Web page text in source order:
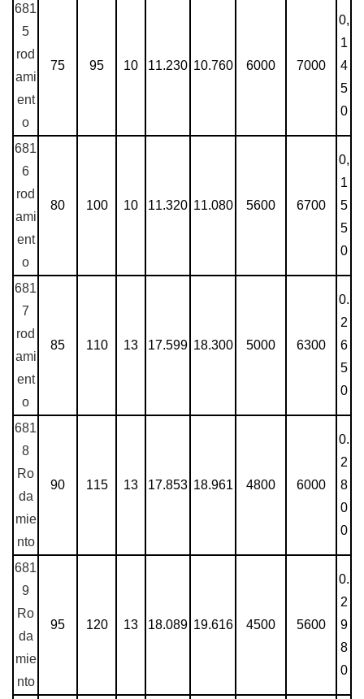
681
5
rod
ami
ent
o
75 95 10 11.230 10.760 6000 7000
0,
1
4
5
0
681
6
rod
ami
ent
o
80 100 10 11.320 11.080 5600 6700
0,
1
5
5
0
681
7
rod
ami
ent
o
85 110 13 17.599 18.300 5000 6300
0.
2
6
5
0
681
8
Ro
da
mie
nto
90 115 13 17.853 18.961 4800 6000
0.
2
8
0
0
681
9
Ro
da
mie
nto
95 120 13 18.089 19.616 4500 5600
0.
2
9
8
0